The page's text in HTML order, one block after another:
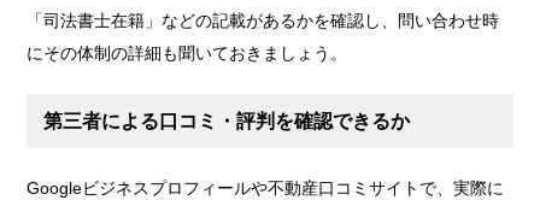
「司法書士在籍」などの記載があるかを確認し、問い合わせ時
にその体制の詳細も聞いておきましょう。
第三者による口コミ・評判を確認できるか
Googleビジネスプロフィールや不動産口コミサイトで、実際に